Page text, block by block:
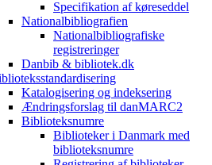
Specifikation af køreseddel
Nationalbibliografien
Nationalbibliografiske
registreringer
Danbib & bibliotek.dk
Katalogisering og indeksering
Ændringsforslag til danMARC2
Biblioteksnumre
Biblioteker i Danmark med
biblioteksnumre